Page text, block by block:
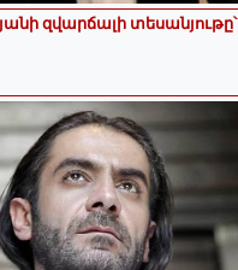
զվարճալի տեսանյութը՝